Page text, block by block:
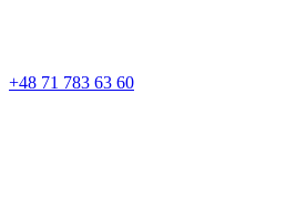
+48 71 783 63 60